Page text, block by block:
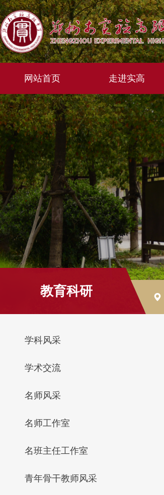
网站首页 走进实高
教育科研
学科风采
学术交流
名师风采
名师工作室
名班主任工作室
青年骨干教师风采